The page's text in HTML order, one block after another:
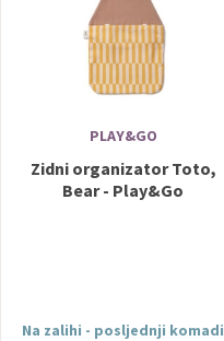
PLAY&GO
Zidni organizator Toto,
Bear - Play&Go
Na zalihi - posljednji komadi